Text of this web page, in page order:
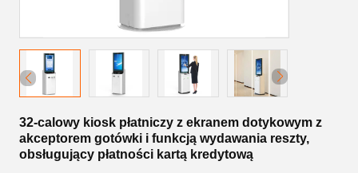
32-calowy kiosk płatniczy z ekranem dotykowym z
akceptorem gotówki i funkcją wydawania reszty,
obsługujący płatności kartą kredytową